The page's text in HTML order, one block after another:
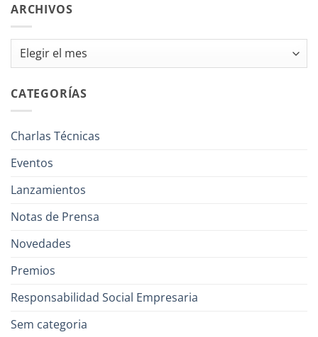
ARCHIVOS
Archivos
CATEGORÍAS
Charlas Técnicas
Eventos
Lanzamientos
Notas de Prensa
Novedades
Premios
Responsabilidad Social Empresaria
Sem categoria